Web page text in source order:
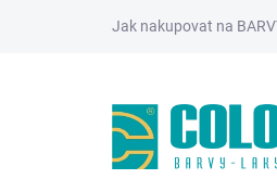
Jak nakupovat na